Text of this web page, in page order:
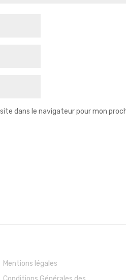
dans le navigateur pour mon
Mentions légales